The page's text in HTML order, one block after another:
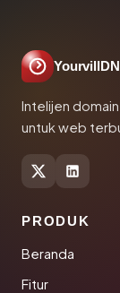
Intelijen
untuk web
PRODUK
Beranda
Fitur